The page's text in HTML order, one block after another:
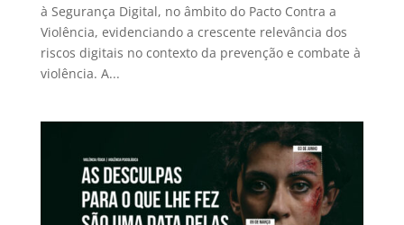
à Segurança Digital, no âmbito do Pacto Contra a
Violência, evidenciando a crescente relevância dos
riscos digitais no contexto da prevenção e combate à
violência. A...